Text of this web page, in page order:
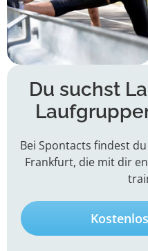
Du suchst
Bei Spontacts findest
Frankfurt, die mit dir